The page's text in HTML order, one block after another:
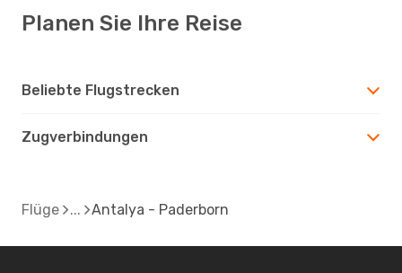
Planen Sie Ihre Reise
Beliebte Flugstrecken
Zugverbindungen
Flüge Antalya - Paderborn